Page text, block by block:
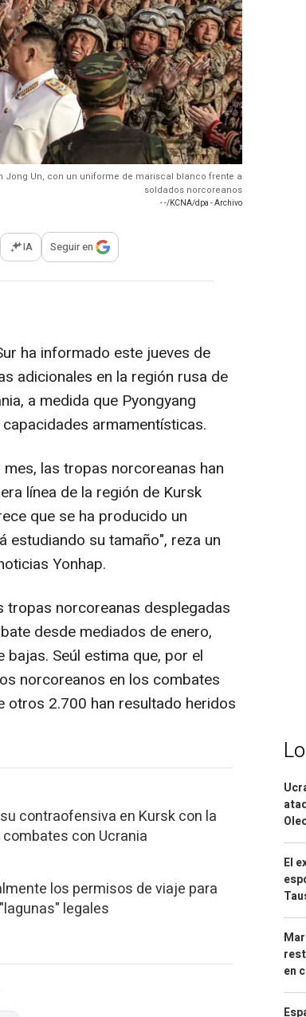
Jong Un, con un uniforme de mariscal blanco frente a
soldados norcoreanos
- -/KCNA/dpa - Archivo
opciones para compartir
IA Seguir en
ha informado este jueves de
adicionales en la región rusa de
a medida que Pyongyang
armamentísticas.
las tropas norcoreanas han
línea de la región de Kursk
que se ha producido un
estudiando su tamaño", reza un
Yonhap.
tropas norcoreanas desplegadas
desde mediados de enero,
Seúl estima que, por el
norcoreanos en los combates
otros 2.700 han resultado heridos
contraofensiva en Kursk con la
con Ucrania
los permisos de viaje para
legales
El
en